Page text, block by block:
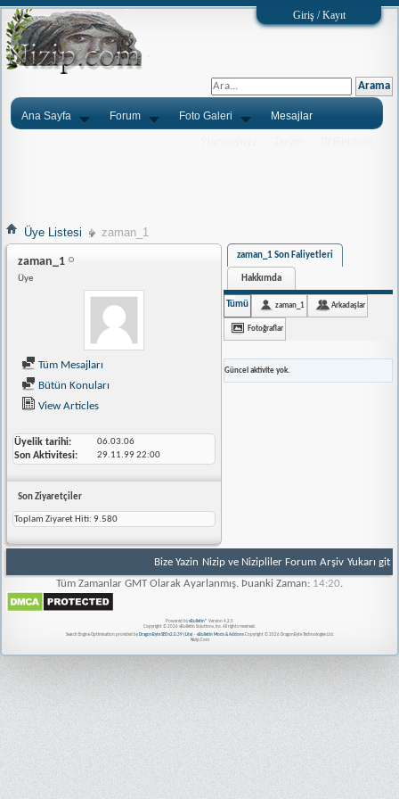
Giriş / Kayıt
Ana Sayfa Forum Foto Galeri Mesajlar
Üye Listesi zaman_1
zaman_1
Üye
Tüm Mesajları
Bütün Konuları
View Articles
Üyelik tarihi 06.03.06
Son Aktivitesi 29.11.9922:00
Son Ziyaretçiler
Toplam Ziyaret Hiti: 9.580
zaman_1 Son Faliyetleri
Hakkımda
Tümü zaman_1 Arkadaşlar
Fotoğraflar
Güncel aktivite yok.
Bize Yazin Nizip ve Nizipliler Forum Arşiv Yukarı git
Tüm Zamanlar GMT Olarak Ayarlanmış. Þuanki Zaman: 14:20.
Powered by vBulletin® Version 4.2.5
Copyright © 2026 vBulletin Solutions, Inc. All rights reserved.
Search Engine Optimisation provided by DragonByte SEO v2.0.39 (Lite)- vBulletin Mods & AddonsCopyright © 2026 DragonByte Technologies Ltd.
Nizip.Com